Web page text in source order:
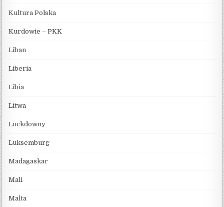
Kultura Polska
Kurdowie – PKK
Liban
Liberia
Libia
Litwa
Lockdowny
Luksemburg
Madagaskar
Mali
Malta